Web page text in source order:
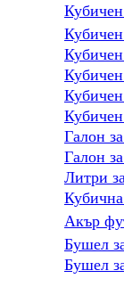
Кубичен
Галон
Галон
Литри
Акър
Бушел
Бушел